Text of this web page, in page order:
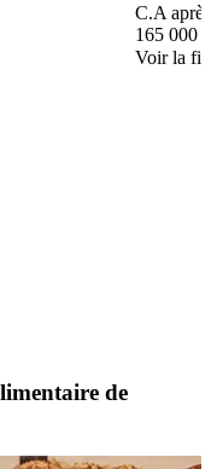
C.A
165 000 €
Voir la
de